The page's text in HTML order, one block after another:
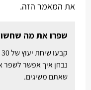
את המאמר הזה.
שפרו את מה
נבחן איך אפשר לשפר
שאתם משיגים.